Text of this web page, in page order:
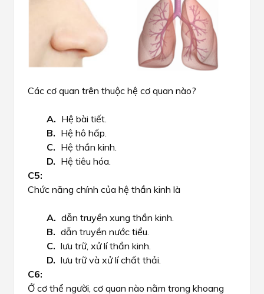
Các cơ quan trên thuộc hệ cơ quan nào?
Hệ bài tiết.
Hệ hô hấp.
Hệ thần kinh.
Hệ tiêu hóa.
Chức năng chính của hệ thần kinh là
dẫn truyền xung thần kinh.
dẫn truyền nước tiểu.
lưu trữ, xử lí thần kinh.
lưu trữ và xử lí chất thải.
Ở cơ thể người, cơ quan nào nằm trong khoang